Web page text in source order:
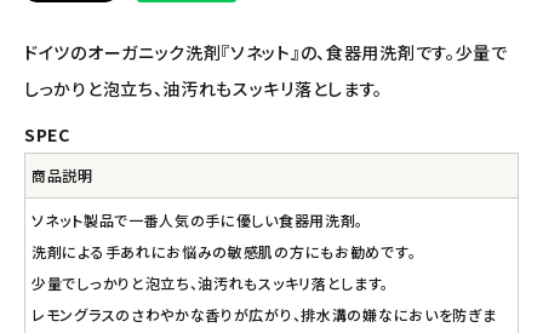
コラム・スタッフのおすすめ
ご利用ガイド等
アカウント情報
ようこそ ゲスト 様
ドイツのオーガニック洗剤『ソネット』の、食器用洗剤です。少量で
しっかりと泡立ち、油汚れもスッキリ落とします。
SPEC
商品説明
ソネット製品で一番人気の手に優しい食器用洗剤。
洗剤による手あれにお悩みの敏感肌の方にもお勧めです。
少量でしっかりと泡立ち、油汚れもスッキリ落とします。
レモングラスのさわやかな香りが広がり、排水溝の嫌なにおいを防ぎま